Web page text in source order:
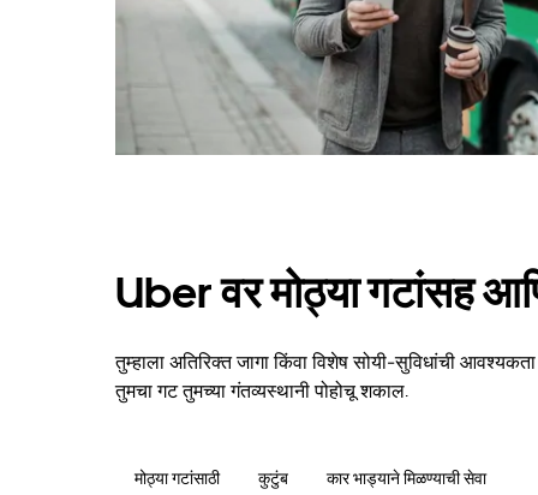
Uber वर मोठ्या गटांसह
तुम्हाला अतिरिक्त जागा किंवा विशेष सोयी-सुविधांची
तुमचा गट तुमच्या गंतव्यस्थानी पोहोचू शकाल.
मोठ्या गटांसाठी कुटुंब कार भाड्याने मिळण्याची सेवा